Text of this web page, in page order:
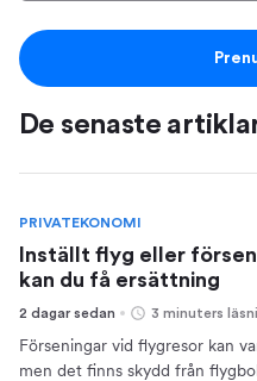
De senaste
PRIVATEKONOMI
Inställt flyg eller
kan du få ersättning
2 dagar sedan 3 minuters
Förseningar vid flygresor kan
men det finns skydd från